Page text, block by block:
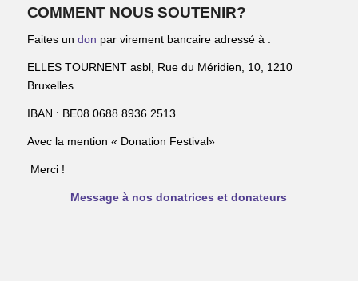
COMMENT NOUS SOUTENIR?
Faites un don par virement bancaire adressé à :
ELLES TOURNENT asbl, Rue du Méridien, 10, 1210
Bruxelles
IBAN : BE08 0688 8936 2513
Avec la mention « Donation Festival»
Merci !
Message à nos donatrices et donateurs